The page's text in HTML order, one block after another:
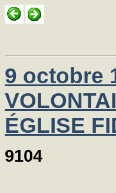
9 octobre
ÉGLISE
9104